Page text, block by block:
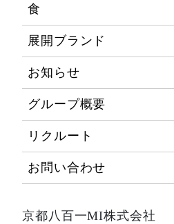
食
展開ブランド
お知らせ
グループ概要
リクルート
お問い合わせ
京都八百一MI株式会社